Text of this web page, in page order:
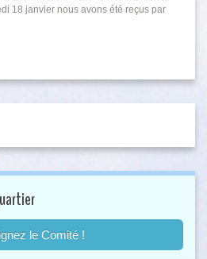
18 janvier nous avons été reçus par
le Comité !